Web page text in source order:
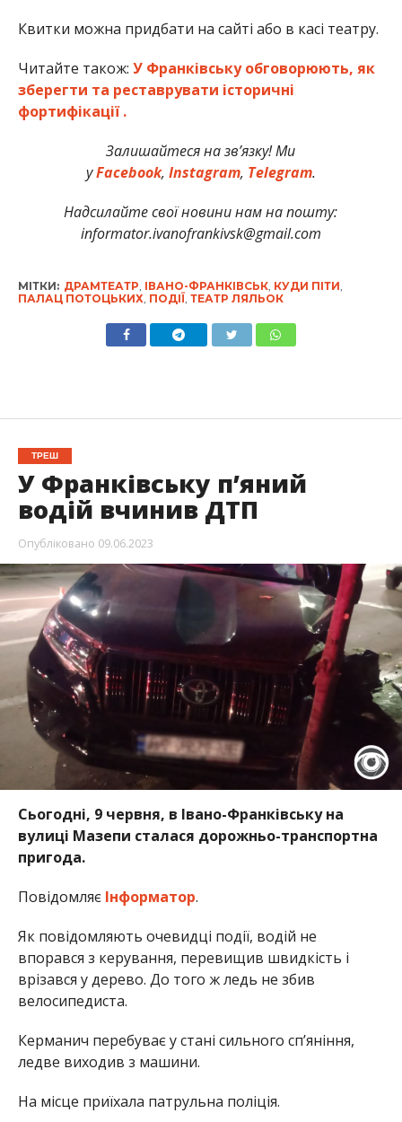
Квитки можна придбати на сайті або в касі театру.
Читайте також: У Франківську обговорюють, як
зберегти та реставрувати історичні
фортифікації .
Залишайтеся на зв’язку! Ми
уFacebook, Instagram, Telegram.
Надсилайте свої новини нам на пошту:
informator.ivanofrankivsk@gmail.com
МІТКИ: ДРАМТЕАТР ІВАНО-ФРАНКІВСЬК, КУДИ ПІТИ
ПАЛАЦ ПОТОЦЬКИХ ПОДІЇ ТЕАТР ЛЯЛЬОК
ТРЕШ
У Франківську п’яний
водій вчинив ДТП
Опубліковано 09.06.2023
Сьогодні, 9 червня, в Івано-Франківську на
вулиці Мазепи сталася дорожньо-транспортна
пригода.
Повідомляє Інформатор.
Як повідомляють очевидці події, водій не
впорався з керування, перевищив швидкість і
врізався у дерево. До того ж ледь не збив
велосипедиста.
Керманич перебуває у стані сильного сп’яніння,
ледве виходив з машини.
На місце приїхала патрульна поліція.